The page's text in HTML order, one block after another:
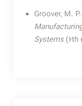
Groover, M.
Systems(6th